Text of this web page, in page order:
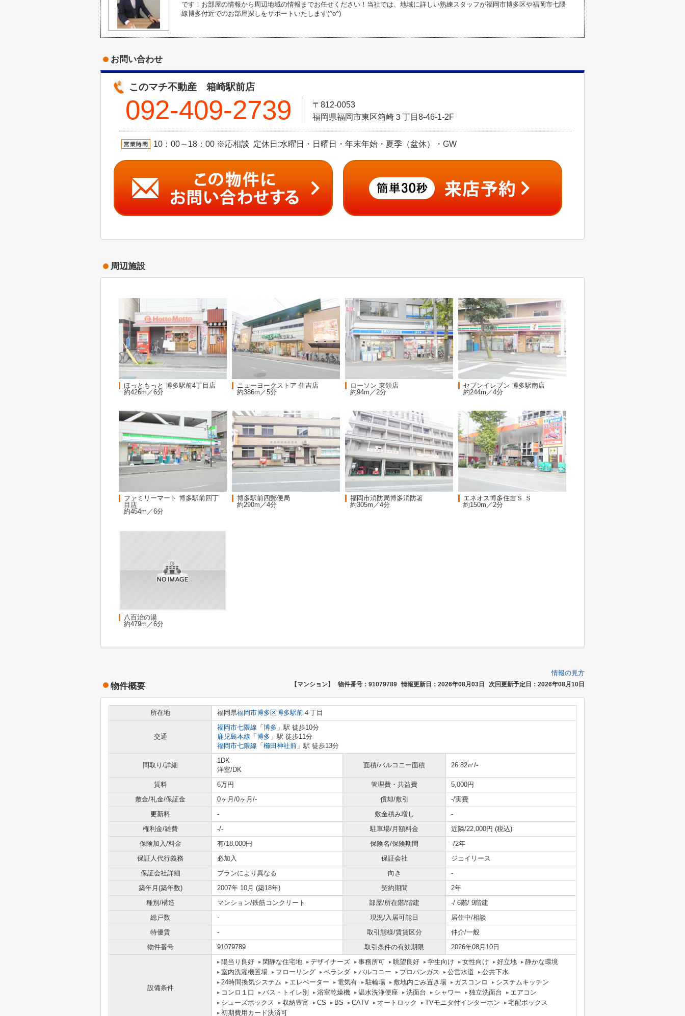
です！お部屋の情報から周辺地域の情報までお任せください！当社では、地域に詳しい熟練スタッフが福岡市博多区や福岡市七隈
線博多付近でのお部屋探しをサポートいたします(^o^)
お問い合わせ
このマチ不動産 箱崎駅前店
092-409-2739
〒812-0053
福岡県福岡市東区箱崎３丁目8-46-1-2F
10：00～18：00 ※応相談 定休日:水曜日・日曜日・年末年始・夏季（盆休）・GW
周辺施設
ほっともっと 博多駅前4丁目店
約426m／6分
ニューヨークストア 住吉店
約386m／5分
ローソン 東領店
約94m／2分
セブンイレブン 博多駅南店
約244m／4分
ファミリーマート 博多駅前四丁
目店
約454m／6分
博多駅前四郵便局
約290m／4分
福岡市消防局博多消防署
約305m／4分
エネオス博多住吉Ｓ.Ｓ
約150m／2分
八百治の湯
約479m／6分
情報の見方
物件概要 【マンション】 物件番号：91079789 情報更新日：2026年08月03日 次回更新予定日：2026年08月10日
所在地 福岡県福岡市博多区博多駅前 ４丁目
交通
福岡市七隈線 「 博多 」駅 徒歩10分
鹿児島本線 「 博多 」駅 徒歩11分
福岡市七隈線 「 櫛田神社前 」駅 徒歩13分
間取り/詳細
1DK
洋室/DK
面積/バルコニー面積 26.82㎡/-
賃料 6万円 管理費・共益費
5,000円
敷金/礼金/保証金
0ヶ月/0ヶ月/- 償却/敷引
-/実費
更新料
- 敷金積み増し
-
権利金/雑費
-/- 駐車場/月額料金
近隣/22,000円 (税込)
保険加入/料金
有/18,000円 保険名/保険期間
-/2年
保証人代行義務
必加入 保証会社
ジェイリース
保証会社詳細
プランにより異なる 向き
-
築年月(築年数)
2007年 10月 (築18年) 契約期間
2年
種別/構造
マンション/鉄筋コンクリート 部屋/所在階/階建
-/ 6階/ 9階建
総戸数
- 現況/入居可能日
居住中/相談
特優賃
- 取引態様/賃貸区分
仲介/一般
物件番号
91079789 取引条件の有効期限 2026年08月10日
設備条件
陽当り良好 閑静な住宅地 デザイナーズ 事務所可 眺望良好 学生向け 女性向け 好立地
静かな環境
室内洗濯機置場
フローリング ベランダ バルコニー プロパンガス 公営水道
公共下水
24時間換気システム
エレベーター 電気有 駐輪場 敷地内ごみ置き場 ガスコンロ
システムキッチン
コンロ１口
バス・トイレ別 浴室乾燥機 温水洗浄便座 洗面台 シャワー 独立洗面台
エアコン
シューズボックス
収納豊富 CS BS CATV オートロック TVモニタ付インターホン
宅配ボックス
初期費用カード決済可